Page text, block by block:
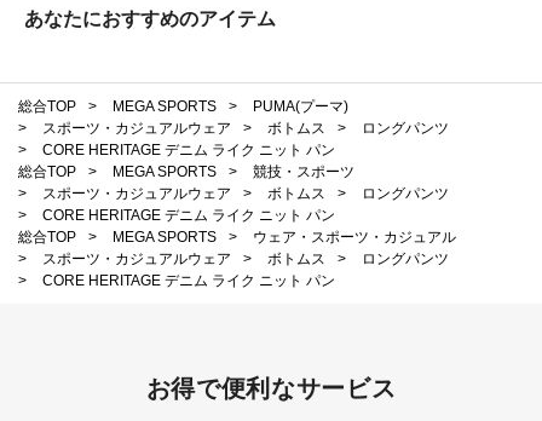
あなたにおすすめのアイテム
総合TOP > MEGA SPORTS >
PUMA(プーマ)
>
スポーツ・カジュアルウェア > ボトムス >
ロングパンツ
>
CORE HERITAGE デニム ライク ニット パン
総合TOP
> MEGA SPORTS >
競技・スポーツ
>
スポーツ・カジュアルウェア > ボトムス >
ロングパンツ
>
CORE HERITAGE デニム ライク ニット パン
総合TOP
> MEGA SPORTS >
ウェア・スポーツ・カジュアル
>
スポーツ・カジュアルウェア > ボトムス >
ロングパンツ
>
CORE HERITAGE デニム ライク ニット パン
お得で便利なサービス